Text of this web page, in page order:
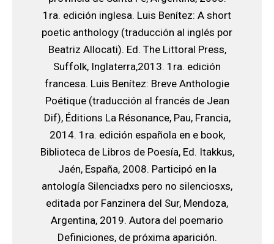
1ra. edición inglesa. Luis Benítez: A short
poetic anthology (traducción al inglés por
Beatriz Allocati). Ed. The Littoral Press,
Suffolk, Inglaterra,2013. 1ra. edición
francesa. Luis Benítez: Breve Anthologie
Poétique (traducción al francés de Jean
Dif), Éditions La Résonance, Pau, Francia,
2014. 1ra. edición española en e book,
Biblioteca de Libros de Poesía, Ed. Itakkus,
Jaén, España, 2008. Participó en la
antología Silenciadxs pero no silenciosxs,
editada por Fanzinera del Sur, Mendoza,
Argentina, 2019. Autora del poemario
Definiciones, de próxima aparición.